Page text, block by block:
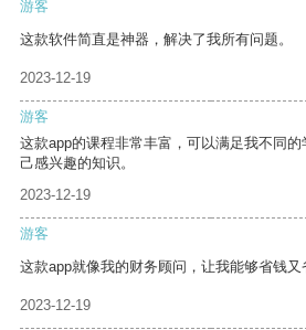
游客
这款软件简直是神器，解决了我所有问题。
2023-12-19
游客
这款app的课程非常丰富，可以满足我不同
己感兴趣的知识。
2023-12-19
游客
这款app就像我的财务顾问，让我能够省钱又
2023-12-19